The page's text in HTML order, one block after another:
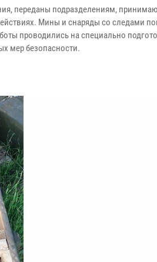
переданы подразделениям,
Мины и снаряды со следами
проводились на специально
мер безопасности.